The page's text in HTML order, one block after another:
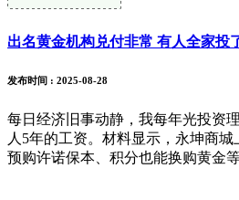
出名黄金机构兑付非常 有人全家投
发布时间 : 2025-08-28
每日经济旧事动静，我每年光投资
人5年的工资。材料显示，永坤商城
预购许诺保本、积分也能换购黄金